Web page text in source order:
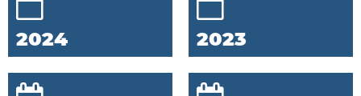
2024 2023